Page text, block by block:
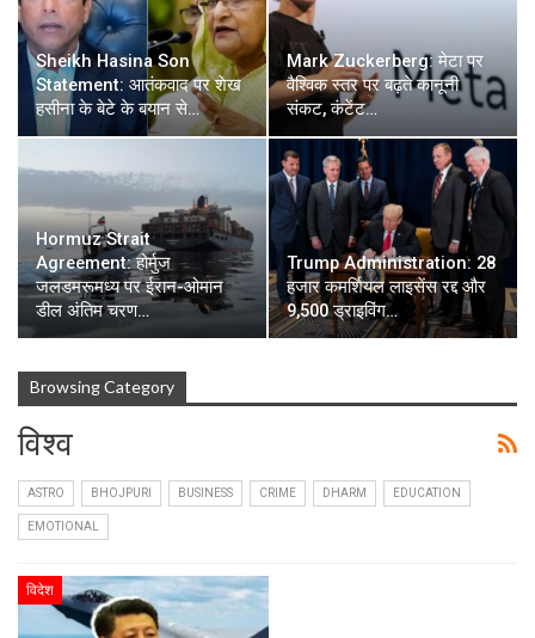
Sheikh Hasina Son
Statement: आतंकवाद पर शेख
हसीना के बेटे के बयान से…
Mark Zuckerberg: मेटा पर
वैश्विक स्तर पर बढ़ते कानूनी
संकट, कंटेंट…
Hormuz Strait
Agreement: होर्मुज
जलडमरूमध्य पर ईरान-ओमान
डील अंतिम चरण…
Trump Administration: 28
हजार कमर्शियल लाइसेंस रद्द और
9,500 ड्राइविंग…
Browsing Category
विश्व
ASTRO BHOJPURI BUSINESS CRIME DHARM EDUCATION
EMOTIONAL
विदेश